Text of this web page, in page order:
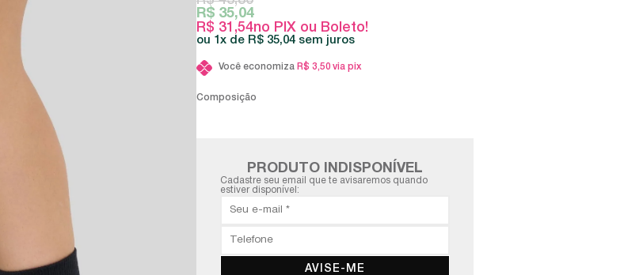
R$ 31,54no PIX ou Boleto!
R$ 35,04
1x R$ 35,04 sem juros
Você economiza R$ 3,50 via pix
Composição
PRODUTO INDISPONÍVEL
Cadastre seu email que te avisaremos quando
estiver disponível:
AVISE-ME